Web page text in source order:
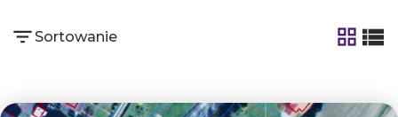
Sortowanie
tabela